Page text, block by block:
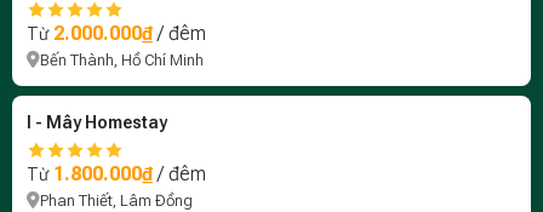
Từ 2.000.000₫/ đêm
Bến Thành, Hồ Chí Minh
I - Mây Homestay
Từ 1.800.000₫/ đêm
Phan Thiết, Lâm Đồng